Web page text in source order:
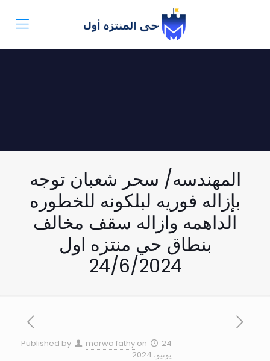
المهندسه/ سحر شعبان توجه
بإزاله فوريه لبلكونه للخطوره
الداهمه وازاله سقف مخالف
بنطاق حي منتزه اول
24/6/2024
Published by marwa fathy on
24
يونيو، 2024